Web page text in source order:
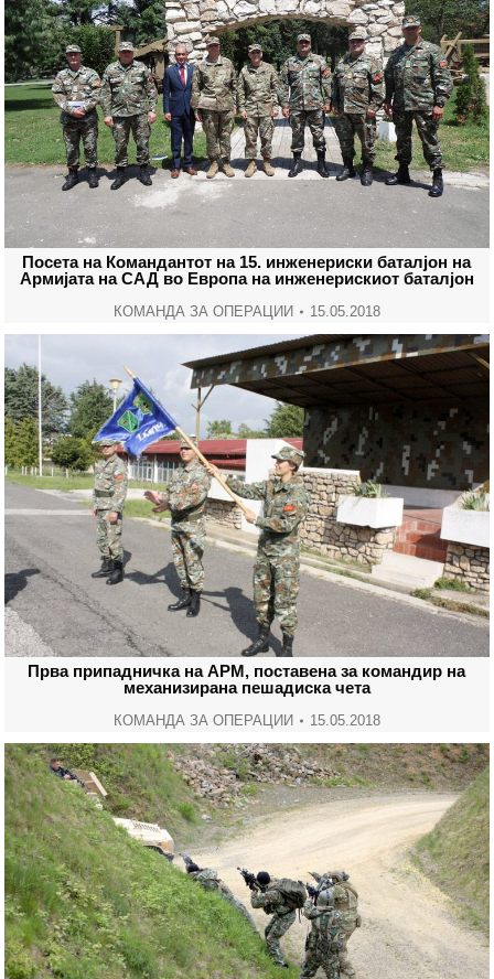
Посета на Командантот на 15. инженериски баталјон на
Армијата на САД во Европа на инженерискиот баталјон
КОМАНДА ЗА ОПЕРАЦИИ 15.05.2018
Прва припадничка на АРМ, поставена за командир на
механизирана пешадиска чета
КОМАНДА ЗА ОПЕРАЦИИ 15.05.2018